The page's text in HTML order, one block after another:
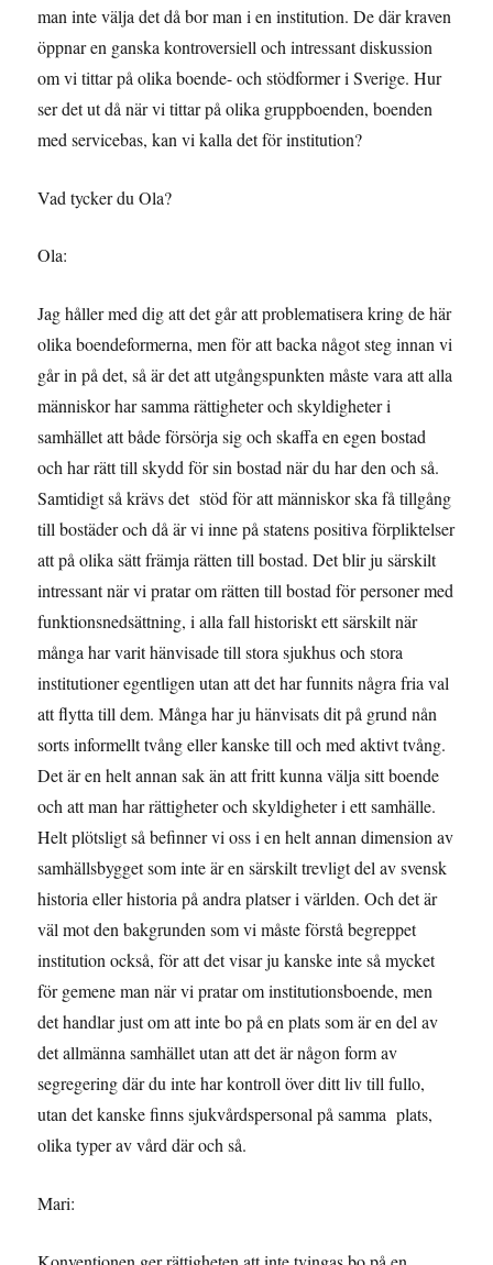
man inte välja det då bor man i en institution. De där kraven
öppnar en ganska kontroversiell och intressant diskussion
om vi tittar på olika boende- och stödformer i Sverige. Hur
ser det ut då när vi tittar på olika gruppboenden, boenden
med servicebas, kan vi kalla det för institution?
Vad tycker du Ola?
Ola:
Jag håller med dig att det går att problematisera kring de här
olika boendeformerna, men för att backa något steg innan vi
går in på det, så är det att utgångspunkten måste vara att alla
människor har samma rättigheter och skyldigheter i
samhället att både försörja sig och skaffa en egen bostad
och har rätt till skydd för sin bostad när du har den och så.
Samtidigt så krävs det stöd för att människor ska få tillgång
till bostäder och då är vi inne på statens positiva förpliktelser
att på olika sätt främja rätten till bostad. Det blir ju särskilt
intressant när vi pratar om rätten till bostad för personer med
funktionsnedsättning, i alla fall historiskt ett särskilt när
många har varit hänvisade till stora sjukhus och stora
institutioner egentligen utan att det har funnits några fria val
att flytta till dem. Många har ju hänvisats dit på grund nån
sorts informellt tvång eller kanske till och med aktivt tvång.
Det är en helt annan sak än att fritt kunna välja sitt boende
och att man har rättigheter och skyldigheter i ett samhälle.
Helt plötsligt så befinner vi oss i en helt annan dimension av
samhällsbygget som inte är en särskilt trevligt del av svensk
historia eller historia på andra platser i världen. Och det är
väl mot den bakgrunden som vi måste förstå begreppet
institution också, för att det visar ju kanske inte så mycket
för gemene man när vi pratar om institutionsboende, men
det handlar just om att inte bo på en plats som är en del av
det allmänna samhället utan att det är någon form av
segregering där du inte har kontroll över ditt liv till fullo,
utan det kanske finns sjukvårdspersonal på samma plats,
olika typer av vård där och så.
Mari: